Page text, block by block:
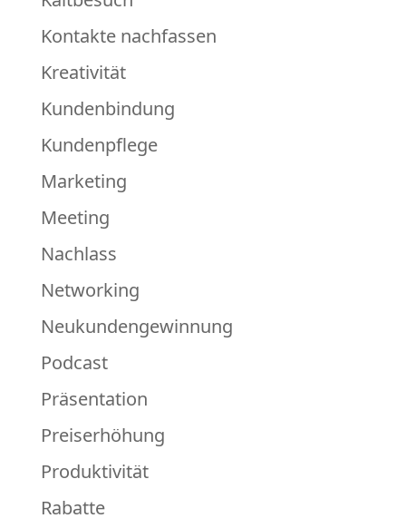
Kontakte nachfassen
Kreativität
Kundenbindung
Kundenpflege
Marketing
Meeting
Nachlass
Networking
Neukundengewinnung
Podcast
Präsentation
Preiserhöhung
Produktivität
Rabatte